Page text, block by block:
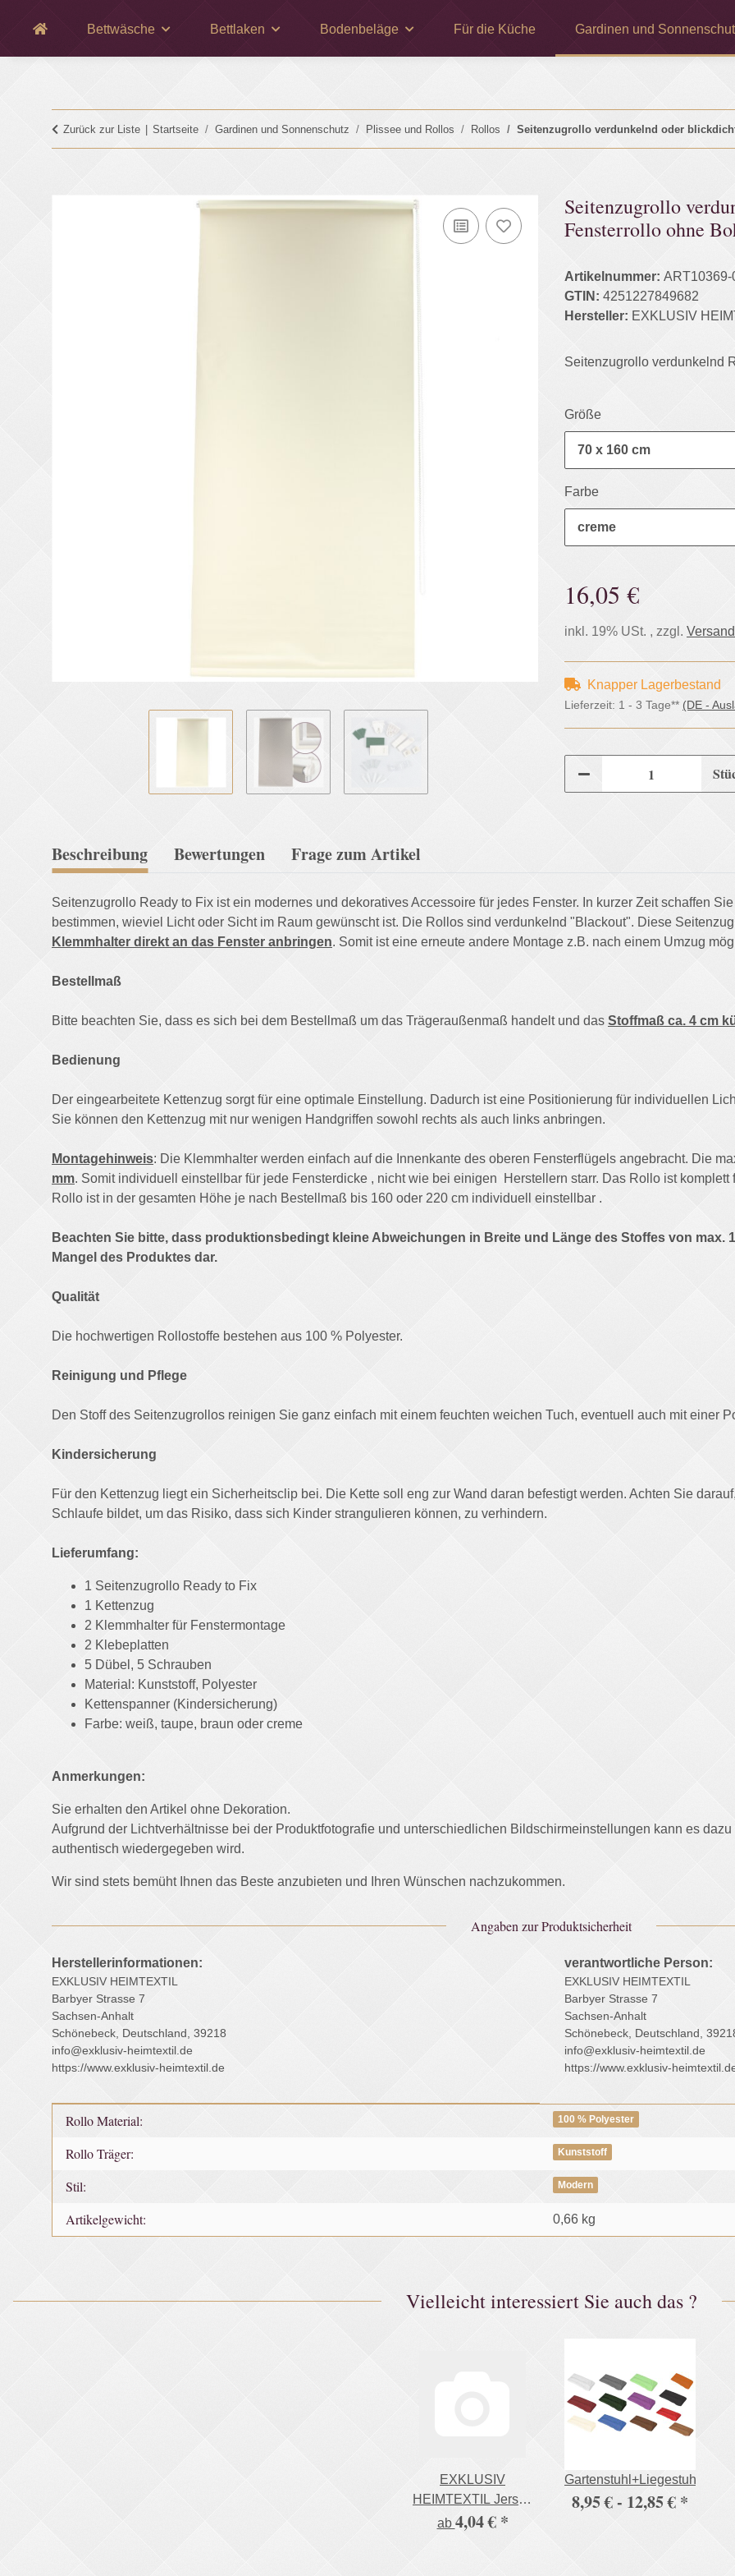
Bettwäsche Bettlaken Bodenbeläge Für die Küche Gardinen und
Zurück zur Liste Startseite Gardinen und Sonnenschutz Plissee und Rollos Rollos Seitenzugrollo verdunkelnd oder
Seitenzugrollo
Fensterrollo ohne
Artikelnummer: ART10369-
GTIN: 4251227849682
Hersteller: EXKLUSIV
Seitenzugrollo verdunkelnd
Größe
70 x 160 cm
Farbe
creme
16,05 €
inkl. 19% USt. , zzgl. Versand
Knapper Lagerbestand
Lieferzeit: 1 - 3 Tage** (DE -
Beschreibung Bewertungen Frage zum Artikel
Seitenzugrollo Ready to Fix ist ein modernes und dekoratives Accessoire für jedes Fenster. In kurzer Zeit schaffen
bestimmen, wieviel Licht oder Sicht im Raum gewünscht ist. Die Rollos sind verdunkelnd "Blackout". Diese
Klemmhalter direkt an das Fenster anbringen. Somit ist eine erneute andere Montage z.B. nach einem Umzug
Bestellmaß
Bitte beachten Sie, dass es sich bei dem Bestellmaß um das Trägeraußenmaß handelt und das Stoffmaß ca. 4 cm
Bedienung
Der eingearbeitete Kettenzug sorgt für eine optimale Einstellung. Dadurch ist eine Positionierung für individuellen
Sie können den Kettenzug mit nur wenigen Handgriffen sowohl rechts als auch links anbringen.
Montagehinweis: Die Klemmhalter werden einfach auf die Innenkante des oberen Fensterflügels angebracht. Die
mm. Somit individuell einstellbar für jede Fensterdicke , nicht wie bei einigen Herstellern starr. Das Rollo ist
Rollo ist in der gesamten Höhe je nach Bestellmaß bis 160 oder 220 cm individuell einstellbar .
Beachten Sie bitte, dass produktionsbedingt kleine Abweichungen in Breite und Länge des Stoffes von max.
Mangel des Produktes dar.
Qualität
Die hochwertigen Rollostoffe bestehen aus 100 % Polyester.
Reinigung und Pflege
Den Stoff des Seitenzugrollos reinigen Sie ganz einfach mit einem feuchten weichen Tuch, eventuell auch mit einer
Kindersicherung
Für den Kettenzug liegt ein Sicherheitsclip bei. Die Kette soll eng zur Wand daran befestigt werden. Achten Sie
Schlaufe bildet, um das Risiko, dass sich Kinder strangulieren können, zu verhindern.
Lieferumfang:
1 Seitenzugrollo Ready to Fix
1 Kettenzug
2 Klemmhalter für Fenstermontage
2 Klebeplatten
5 Dübel, 5 Schrauben
Material: Kunststoff, Polyester
Kettenspanner (Kindersicherung)
Farbe: weiß, taupe, braun oder creme
Anmerkungen:
Sie erhalten den Artikel ohne Dekoration.
Aufgrund der Lichtverhältnisse bei der Produktfotografie und unterschiedlichen Bildschirmeinstellungen kann es
authentisch wiedergegeben wird.
Wir sind stets bemüht Ihnen das Beste anzubieten und Ihren Wünschen nachzukommen.
Angaben zur Produktsicherheit
Herstellerinformationen:
EXKLUSIV HEIMTEXTIL
Barbyer Strasse 7
Sachsen-Anhalt
Schönebeck, Deutschland, 39218
info@exklusiv-heimtextil.de
https://www.exklusiv-heimtextil.de
verantwortliche Person:
EXKLUSIV HEIMTEXTIL
Barbyer Strasse 7
Sachsen-Anhalt
Schönebeck, Deutschland,
info@exklusiv-heimtextil.de
https://www.exklusiv-
Produkteigenschaft
Wert
Rollo Material: 100 % Polyester
Rollo Träger: Kunststoff
Stil: Modern
Artikelgewicht: 0,66 kg
Vielleicht interessiert Sie auch das ?
EXKLUSIV
HEIMTEXTIL Jersey
Spannbettlaken in
ab 4,04 € *
8,95 € - 12,85 € *